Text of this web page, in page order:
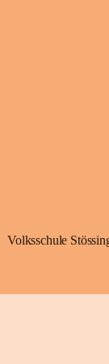
Volksschule